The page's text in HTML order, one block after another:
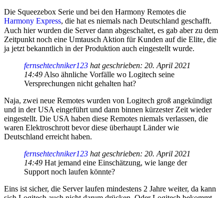
Die Squeezebox Serie und bei den Harmony Remotes die
Harmony Express, die hat es niemals nach Deutschland geschafft.
Auch hier wurden die Server dann abgeschaltet, es gab aber zu dem
Zeitpunkt noch eine Umtausch Aktion für Kunden auf die Elite, die
ja jetzt bekanntlich in der Produktion auch eingestellt wurde.
fernsehtechniker123 hat geschrieben: 20. April 2021
14:49Also ähnliche Vorfälle wo Logitech seine
Versprechungen nicht gehalten hat?
Naja, zwei neue Remotes wurden von Logitech groß angekündigt
und in der USA eingeführt und dann binnen kürzester Zeit wieder
eingestellt. Die USA haben diese Remotes niemals verlassen, die
waren Elektroschrott bevor diese überhaupt Länder wie
Deutschland erreicht haben.
fernsehtechniker123 hat geschrieben: 20. April 2021
14:49 Hat jemand eine Einschätzung, wie lange der
Support noch laufen könnte?
Eins ist sicher, die Server laufen mindestens 2 Jahre weiter, da kann